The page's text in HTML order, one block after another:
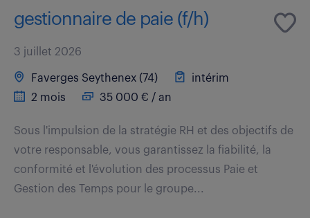
gestionnaire de paie (f/h)
3 juillet 2026
Faverges Seythenex (74)
intérim
2 mois
35 000 € / an
Sous l'impulsion de la stratégie RH et des objectifs de
votre responsable, vous garantissez la fiabilité, la
conformité et l'évolution des processus Paie et
Gestion des Temps pour le groupe...